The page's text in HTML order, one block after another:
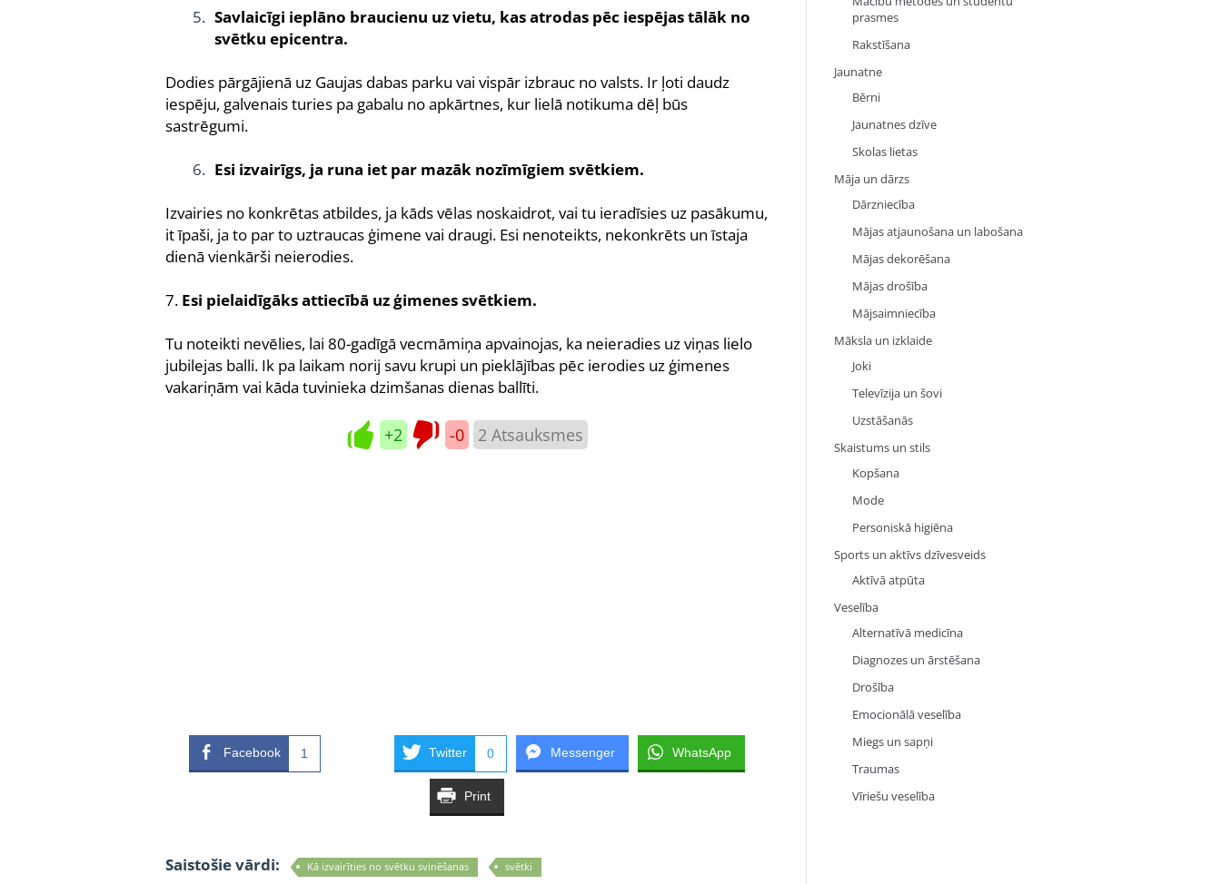
Savlaicīgi ieplāno braucienu uz vietu, kas atrodas pēc iespējas tālāk no
svētku epicentra.
Dodies pārgājienā uz Gaujas dabas parku vai vispār izbrauc no valsts. Ir ļoti daudz
iespēju, galvenais turies pa gabalu no apkārtnes, kur lielā notikuma dēļ būs
sastrēgumi.
Esi izvairīgs, ja runa iet par mazāk nozīmīgiem svētkiem.
Izvairies no konkrētas atbildes, ja kāds vēlas noskaidrot, vai tu ieradīsies uz pasākumu,
it īpaši, ja to par to uztraucas ģimene vai draugi. Esi nenoteikts, nekonkrēts un īstaja
dienā vienkārši neierodies.
7. Esi pielaidīgāks attiecībā uz ģimenes svētkiem.
Tu noteikti nevēlies, lai 80-gadīgā vecmāmiņa apvainojas, ka neieradies uz viņas lielo
jubilejas balli. Ik pa laikam norij savu krupi un pieklājības pēc ierodies uz ģimenes
vakariņām vai kāda tuvinieka dzimšanas dienas ballīti.
+2 -0 2Atsauksmes
Facebook 1 Twitter 0 Messenger WhatsApp
Print
Saistošie vārdi: Kā izvairīties no svētku svinēšanas svētki
prasmes
Rakstīšana
Jaunatne
Bērni
Jaunatnes dzīve
Skolas lietas
Māja un dārzs
Dārzniecība
Mājas atjaunošana un labošana
Mājas dekorēšana
Mājas drošība
Mājsaimniecība
Māksla un izklaide
Joki
Televīzija un šovi
Uzstāšanās
Skaistums un stils
Kopšana
Mode
Personiskā higiēna
Sports un aktīvs dzīvesveids
Aktīvā atpūta
Veselība
Alternatīvā medicīna
Diagnozes un ārstēšana
Drošība
Emocionālā veselība
Miegs un sapņi
Traumas
Vīriešu veselība